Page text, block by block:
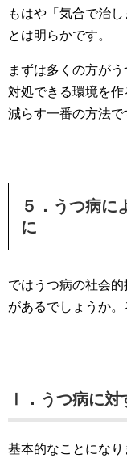
もはや「気合で治
とは明らかです。
まずは多くの方が
対処できる環境を
減らす一番の方法で
５．うつ病に
に
ではうつ病の社会
があるでしょうか。
Ⅰ．うつ病に対
基本的なことにな